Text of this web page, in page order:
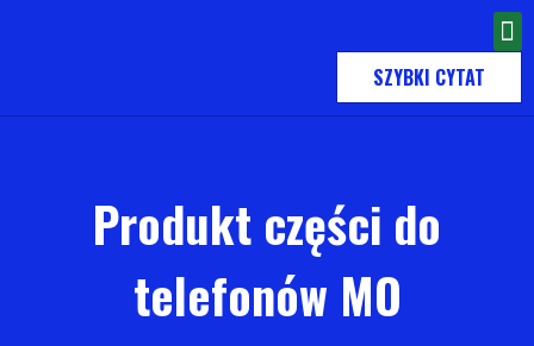
SZYBKI CYTAT
Produkt części do
telefonów MO